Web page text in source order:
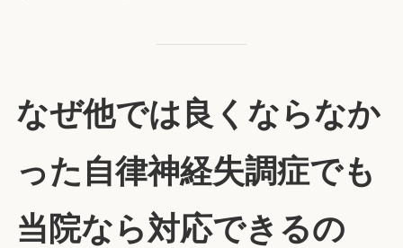
なぜ他では良くならなか
った自律神経失調症でも
当院なら対応できるの